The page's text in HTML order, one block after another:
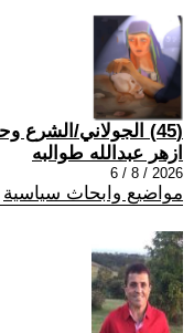
(45) الجولاني/الشرع وحزب الله: ما الذي تغيّر..؟!
ازهر عبدالله طوالبه
2026 / 8 / 6
مواضيع وابحاث سياسية